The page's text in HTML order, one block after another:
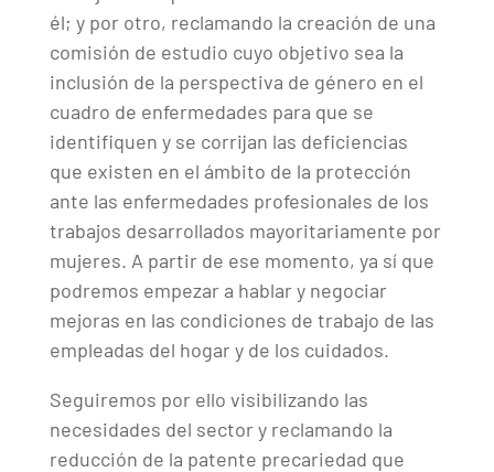
él; y por otro, reclamando la creación de una
comisión de estudio cuyo objetivo sea la
inclusión de la perspectiva de género en el
cuadro de enfermedades para que se
identifiquen y se corrijan las deficiencias
que existen en el ámbito de la protección
ante las enfermedades profesionales de los
trabajos desarrollados mayoritariamente por
mujeres. A partir de ese momento, ya sí que
podremos empezar a hablar y negociar
mejoras en las condiciones de trabajo de las
empleadas del hogar y de los cuidados.
Seguiremos por ello visibilizando las
necesidades del sector y reclamando la
reducción de la patente precariedad que